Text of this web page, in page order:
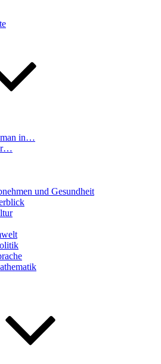
man in…
und Gesundheit